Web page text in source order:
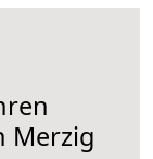
Merzig